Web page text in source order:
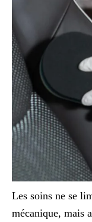
Les soins ne se
mécanique, mais